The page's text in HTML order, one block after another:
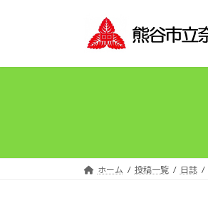
プ
動
ホーム 投稿一覧 日誌